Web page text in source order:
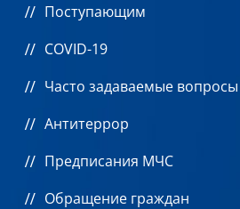
Поступающим
COVID-19
Часто задаваемые вопросы
Антитеррор
Предписания МЧС
Обращение граждан